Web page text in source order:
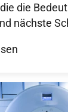
die
nächste